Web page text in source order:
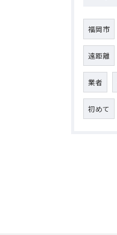
福岡市
遠距離
業者
初めて